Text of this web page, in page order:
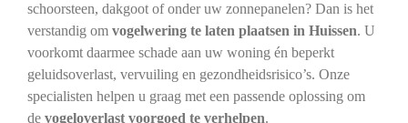
schoorsteen, dakgoot of onder uw zonnepanelen? Dan is het
verstandig om vogelwering te laten plaatsen in Huissen. U
voorkomt daarmee schade aan uw woning én beperkt
geluidsoverlast, vervuiling en gezondheidsrisico’s. Onze
specialisten helpen u graag met een passende oplossing om
de vogeloverlast voorgoed te verhelpen.